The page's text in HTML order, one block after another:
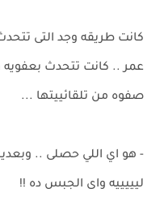
كانت طريقه وجد التى
عمر .. كانت تتحدث
صفوه من تلقائييتها ...
- هو اي اللي حصلى ..
ليييييه واى الجبس ده !!